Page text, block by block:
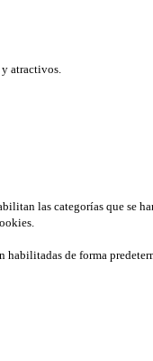
y atractivos.
las categorías que se
de forma